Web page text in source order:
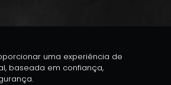
uma experiência de
baseada em confiança,